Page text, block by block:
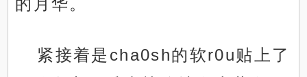
的月华。
紧接着是cha0sh的软r0u贴上了